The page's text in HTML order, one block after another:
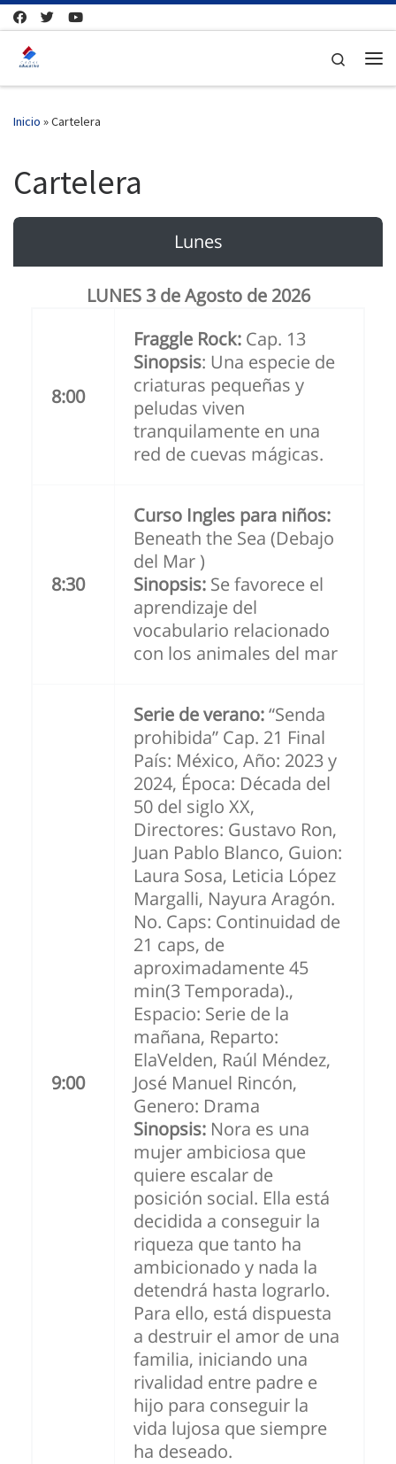
Saltar al contenido
Search
Inicio »Cartelera
Cartelera
Lunes
LUNES 3 de Agosto de 2026
8:00
Fraggle Rock: Cap. 13
Sinopsis: Una especie de
criaturas pequeñas y
peludas viven
tranquilamente en una
red de cuevas mágicas.
8:30
Curso Ingles para niños:
Beneath the Sea (Debajo
del Mar )
Sinopsis: Se favorece el
aprendizaje del
vocabulario relacionado
con los animales del mar
9:00
Serie de verano:“Senda
prohibida” Cap. 21 Final
País: México, Año: 2023 y
2024, Época: Década del
50 del siglo XX,
Directores: Gustavo Ron,
Juan Pablo Blanco, Guion:
Laura Sosa, Leticia López
Margalli, Nayura Aragón.
No. Caps: Continuidad de
21 caps, de
aproximadamente 45
min(3 Temporada).,
Espacio: Serie de la
mañana, Reparto:
ElaVelden, Raúl Méndez,
José Manuel Rincón,
Genero: Drama
Sinopsis: Nora es una
mujer ambiciosa que
quiere escalar de
posición social. Ella está
decidida a conseguir la
riqueza que tanto ha
ambicionado y nada la
detendrá hasta lograrlo.
Para ello, está dispuesta
a destruir el amor de una
familia, iniciando una
rivalidad entre padre e
hijo para conseguir la
vida lujosa que siempre
ha deseado.